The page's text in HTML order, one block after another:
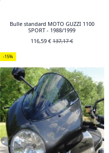
Bulle standard MOTO GUZZI 1100
SPORT - 1988/1999
116,59 €137,17 €
-15%